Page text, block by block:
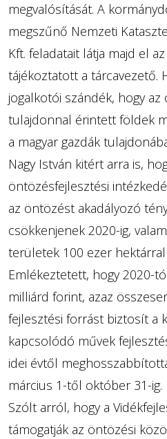
megvalósítását. A
megszűnő Nemzeti
Kft. feladatait látja majd el
tájékoztatott a tárcavezető.
jogalkotói szándék, hogy
tulajdonnal érintett földek
a magyar gazdák
Nagy István kitért arra is,
öntözésfejlesztési
az öntözést akadályozó
csökkenjenek 2020-ig,
területek 100 ezer
Emlékeztetett, hogy 2020-
milliárd forint, azaz
fejlesztési forrást biztosít a
kapcsolódó művek
idei évtől
március 1-től október 31-ig.
Szólt arról, hogy a
támogatják az öntözési